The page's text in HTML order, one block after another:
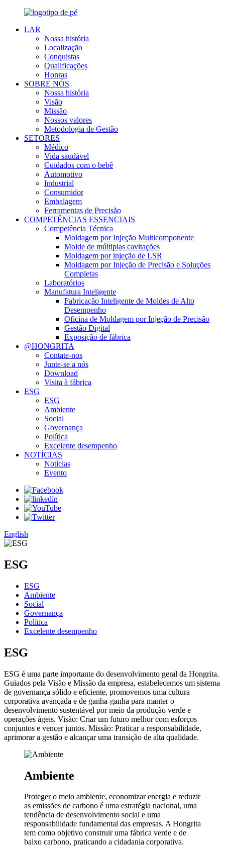
LAR
Nossa história
Localização
Conquistas
Qualificações
Honras
SOBRE NÓS
Nossa história
Visão
Missão
Nossos valores
Metodologia de Gestão
SETORES
Médico
Vida saudável
Cuidados com o bebê
Automotivo
Industrial
Consumidor
Embalagem
Ferramentas de Precisão
COMPETÊNCIAS ESSENCIAIS
Competência Técnica
Moldagem por Injeção Multicomponente
Molde de múltiplas cavitações
Moldagem por injeção de LSR
Moldagem por Injeção de Precisão e Soluções
Completas
Laboratórios
Manufatura Inteligente
Fabricação Inteligente de Moldes de Alto
Desempenho
Oficina de Moldagem por Injeção de Precisão
Gestão Digital
Exposição de fábrica
@HONGRITA
Contate-nos
Junte-se a nós
Download
Visita à fábrica
ESG
ESG
Ambiente
Social
Governança
Política
Excelente desempenho
NOTÍCIAS
Notícias
Evento
English
ESG
ESG
Ambiente
Social
Governança
Política
Excelente desempenho
ESG
ESG é uma parte importante do desenvolvimento geral da Hongrita.
Guiados pela Visão e Missão da empresa, estabelecemos um sistema
de governança sólido e eficiente, promovemos uma cultura
corporativa avançada e de ganha-ganha para manter o
desenvolvimento sustentável por meio da produção verde e
operações ágeis. Visão: Criar um futuro melhor com esforços
conjuntos e vencer juntos. Missão: Praticar a responsabilidade,
aprimorar a gestão e alcançar uma transição de alta qualidade.
Ambiente
Proteger o meio ambiente, economizar energia e reduzir
as emissões de carbono é uma estratégia nacional, uma
tendência de desenvolvimento social e uma
responsabilidade fundamental das empresas. A Hongrita
tem como objetivo construir uma fábrica verde e de
baixo carbono, praticando a cidadania corporativa.